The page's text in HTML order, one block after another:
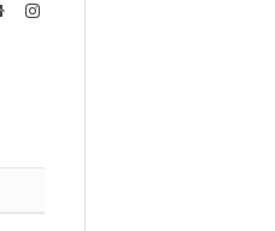
WebsiteInstagram